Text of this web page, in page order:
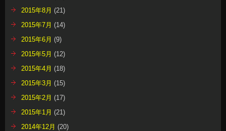
2015年8月 (21)
2015年7月 (14)
2015年6月 (9)
2015年5月 (12)
2015年4月 (18)
2015年3月 (15)
2015年2月 (17)
2015年1月 (21)
2014年12月 (20)